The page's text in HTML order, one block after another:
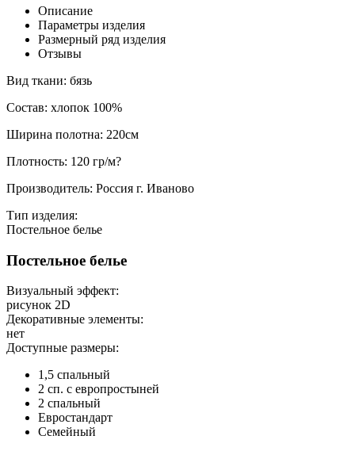
Описание
Параметры изделия
Размерный ряд изделия
Отзывы
Вид ткани: бязь
Состав: хлопок 100%
Ширина полотна: 220см
Плотность: 120 гр/м?
Производитель: Россия г. Иваново
Тип изделия:
Постельное белье
Постельное белье
Визуальный эффект:
рисунок 2D
Декоративные элементы:
нет
Доступные размеры:
1,5 спальный
2 сп. с европростыней
2 спальный
Евростандарт
Семейный